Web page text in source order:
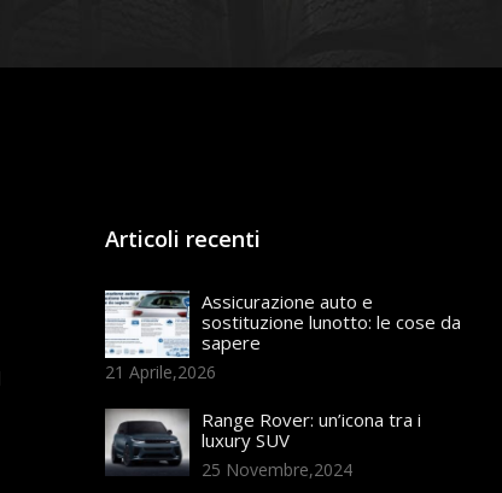
Articoli recenti
Assicurazione auto e
sostituzione lunotto: le cose da
sapere
21 Aprile,2026
Range Rover: un’icona tra i
luxury SUV
25 Novembre,2024